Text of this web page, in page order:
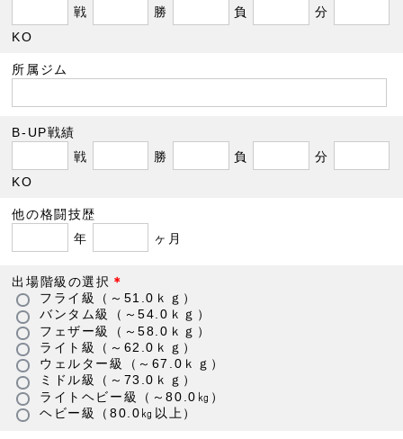
戦
勝 負
分
KO
所属ジム
B-UP戦績
戦
勝 負
分
KO
他の格闘技歴
年
ヶ月
出場階級の選択 ＊
フライ級（～51.0ｋｇ）
バンタム級（～54.0ｋｇ）
フェザー級（～58.0ｋｇ）
ライト級（～62.0ｋｇ）
ウェルター級（～67.0ｋｇ）
ミドル級（～73.0ｋｇ）
ライトヘビー級（～80.0㎏）
ヘビー級（80.0㎏以上）